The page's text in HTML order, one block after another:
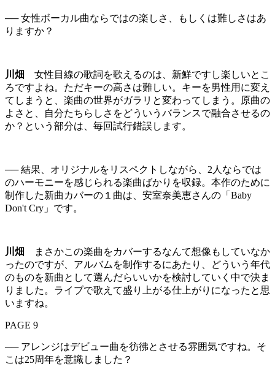
── 女性ボーカル曲ならではの楽しさ、もしくは難しさはあ
りますか？
川畑
女性目線の歌詞を歌えるのは、新鮮ですし楽しいとこ
ろですよね。ただキーの高さは難しい。キーを男性用に変え
てしまうと、楽曲の世界がガラリと変わってしまう。原曲の
よさと、自分たちらしさをどういうバランスで融合させるの
か？という部分は、毎回試行錯誤します。
── 結果、オリジナルをリスペクトしながら、2人ならでは
のハーモニーを感じられる楽曲ばかりを収録。本作のために
制作した新曲カバーの１曲は、安室奈美恵さんの「Baby
Don't Cry」です。
川畑
まさかこの楽曲をカバーするなんて想像もしていなか
ったのですが、アルバムを制作するにあたり、どういう年代
のものを新曲として選んだらいいかを検討していく中で決ま
りました。ライブで歌えて盛り上がる仕上がりになったと思
いますね。
PAGE 9
── アレンジはデビュー曲を彷彿とさせる雰囲気ですね。そ
こは25周年を意識しました？